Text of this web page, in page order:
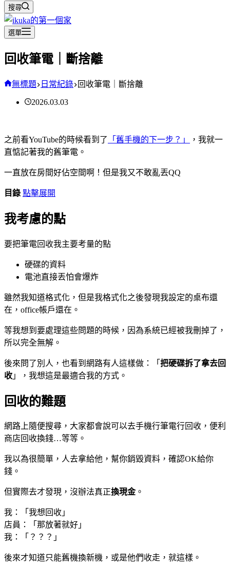
搜尋
選單
回收筆電｜斷捨離
無標題 日常紀錄 回收筆電｜斷捨離
2026.03.03
之前看YouTube的時候看到了 「舊手機的下一步？」
，我就一
直惦記著我的舊筆電。
一直放在房間好佔空間啊！但是我又不敢亂丟QQ
目錄 點擊展開
我考慮的點
要把筆電回收我主要考量的點
硬碟的資料
電池直接丟怕會爆炸
雖然我知道格式化，但是我格式化之後發現我設定的桌布還
在，office帳戶還在。
等我想到要處理這些問題的時候，因為系統已經被我刪掉了，
所以完全無解。
後來問了別人，也看到網路有人這樣做：「 把硬碟拆了拿去回
收 」，我想這是最適合我的方式。
回收的難題
網路上隨便搜尋，大家都會說可以去手機行筆電行回收，便利
商店回收換錢…等等。
我以為很簡單，人去拿給他，幫你銷毀資料，確認OK給你
錢。
但實際去才發現，沒辦法真正換現金。
我：「我想回收」
店員：「那放著就好」
我：「？？？」
後來才知道只能舊機換新機，或是他們收走，就這樣。